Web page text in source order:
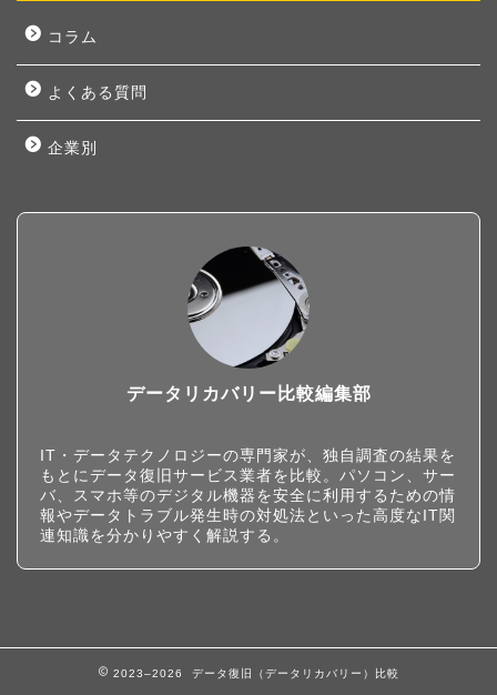
コラム
よくある質問
企業別
データリカバリー比較編集部
IT・データテクノロジーの専門家が、独自調査の結果を
もとにデータ復旧サービス業者を比較。パソコン、サー
バ、スマホ等のデジタル機器を安全に利用するための情
報やデータトラブル発生時の対処法といった高度なIT関
連知識を分かりやすく解説する。
2023–2026 データ復旧（データリカバリー）比較